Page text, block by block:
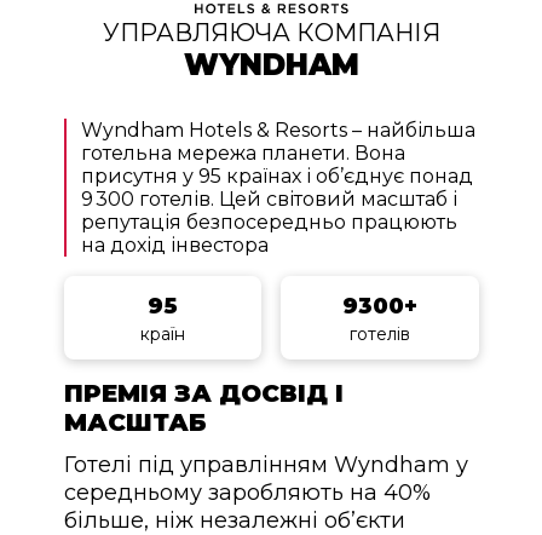
УПРАВЛЯЮЧА КОМПАНІЯ
WYNDHAM
Wyndham Hotels & Resorts – найбільша
готельна мережа планети. Вона
присутня у 95 країнах і об’єднує понад
9 300 готелів. Цей світовий масштаб і
репутація безпосередньо працюють
на дохід інвестора
95
країн
9300+
готелів
ПРЕМІЯ ЗА ДОСВІД І
МАСШТАБ
Готелі під управлінням Wyndham у
середньому заробляють на 40%
більше, ніж незалежні об’єкти